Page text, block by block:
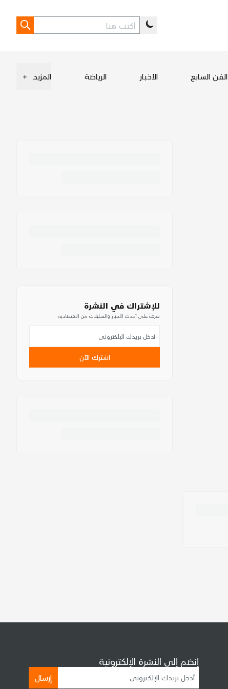
الفن السابع الأخبار الرياضة المزيد +
للإشتراك في النشرة
تعرف على أحدث الأخبار والتحليلات من الاقتصادية
اشترك الآن
إنضم إلى النشرة الإلكترونية
إرسال